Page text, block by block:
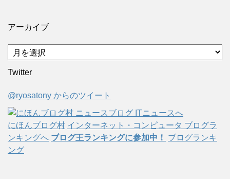
アーカイブ
ア
ー
カ
ブ
Twitter
@ryosatony からのツイート
にほんブログ村 インターネット・コンピュータ ブログラ
ンキングへ ブログ王ランキングに参加中！
ブログランキ
ング